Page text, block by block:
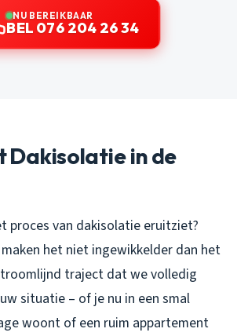
NU BEREIKBAAR
BEL 076 204 26 34
Dakisolatie in de
proces van dakisolatie eruitziet?
het niet ingewikkelder dan het
traject dat we volledig
situatie – of je nu in een smal
woont of een ruim appartement